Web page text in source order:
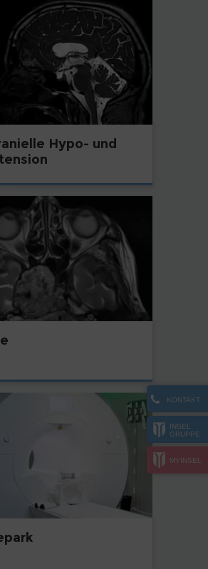
KONTAKT
INSEL
GRUPPE
MYINSEL
Hypo- und